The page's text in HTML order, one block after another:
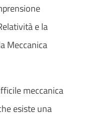
e la
Meccanica
meccanica
esiste una